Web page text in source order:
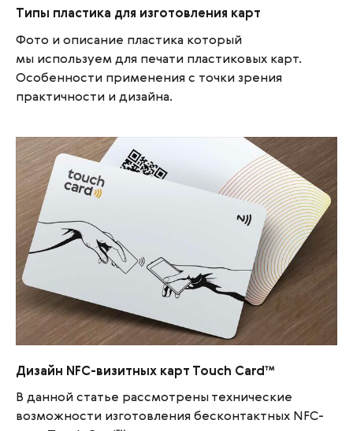
Типы пластика для изготовления карт
Фото и описание пластика который
мы используем для печати пластиковых карт.
Особенности применения с точки зрения
практичности и дизайна.
Дизайн NFC-визитных карт Touch Card™
В данной статье рассмотрены технические
возможности изготовления бесконтактных NFC-